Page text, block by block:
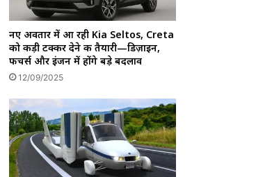
नए अवतार में आ रही Kia Seltos, Creta
को कड़ी टक्कर देने की तैयारी—डिज़ाइन,
फीचर्स और इंजन में होंगे बड़े बदलाव
12/09/2025